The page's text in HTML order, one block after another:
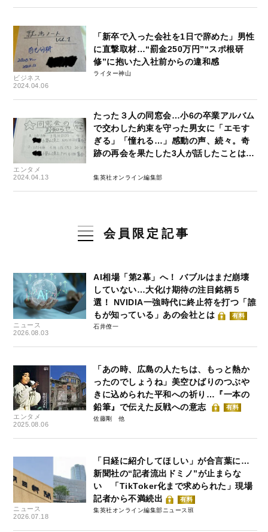
ビジネス
2024.04.06
「新卒で入った会社を1日で辞めた」男性
に直撃取材…“罰金250万円”“スポ根研
修”に抱いた入社前からの違和感
ライター神山
エンタメ
2024.04.13
たった３人の同窓会…小6の卒業アルバム
で交わした約束を守った男女に「エモす
ぎる」「憧れる…」感動の声、続々。奇
跡の再会を果たした3人が話したことは…
集英社オンライン編集部
会員限定記事
ニュース
2026.08.03
AI相場「第2幕」へ！ バブルはまだ崩壊
していない…大化け期待の注目銘柄５
選！ NVIDIA一強時代に終止符を打つ「誰
もが知っている」あの会社とは
有料
石井僚一
エンタメ
2025.08.06
「あの時、広島の人たちは、もっと熱か
ったのでしょうね」美空ひばりのつぶや
きに込められた平和への祈り…『一本の
鉛筆』で伝えた反戦への意志
有料
佐藤剛
ニュース
2026.07.18
「日経に紹介してほしい」が合言葉に…
新聞社の“記者流出ドミノ”が止まらな
い 「TikToker化まで求められた」現場
記者から不満続出
有料
集英社オンライン編集部ニュース班